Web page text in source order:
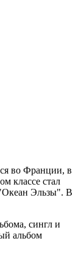
во Франции, в
классе стал
Эльзы". В
сингл и
альбом